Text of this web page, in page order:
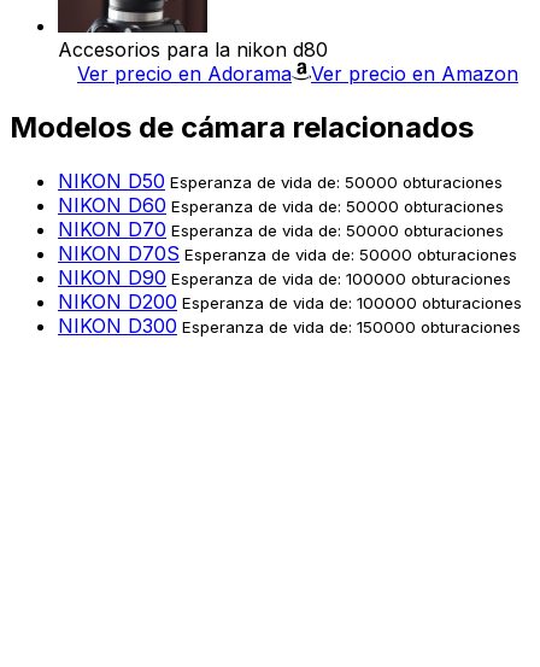
Accesorios para la nikon d80
Ver precio en Adorama
Ver precio en Amazon
Modelos de cámara relacionados
NIKON D50 Esperanza de vida de: 50000 obturaciones
NIKON D60 Esperanza de vida de: 50000 obturaciones
NIKON D70 Esperanza de vida de: 50000 obturaciones
NIKON D70S Esperanza de vida de: 50000 obturaciones
NIKON D90 Esperanza de vida de: 100000 obturaciones
NIKON D200 Esperanza de vida de: 100000 obturaciones
NIKON D300 Esperanza de vida de: 150000 obturaciones